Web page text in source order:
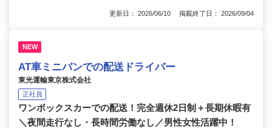
更新日： 2026/06/10 掲載終了日： 2026/09/04
NEW
AT車ミニバンでの配送ドライバー
東光運輸東京株式会社
正社員
ワンボックスカーでの配送！完全週休2日制＋長期休暇有
＼夜間走行なし・長時間労働なし／男性女性活躍中！